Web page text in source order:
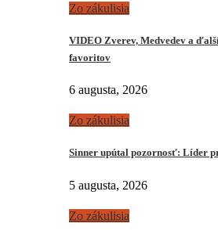
Zo zákulisia
VIDEO Zverev, Medvedev a
favoritov
6 augusta, 2026
Zo zákulisia
Sinner upútal pozornosť: Líder
5 augusta, 2026
Zo zákulisia